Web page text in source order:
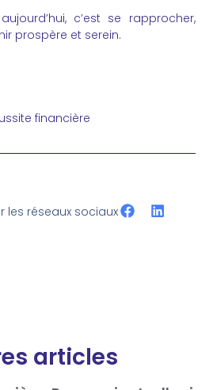
c’est se rapprocher,
prospère et serein.
financière
les réseaux sociaux
articles